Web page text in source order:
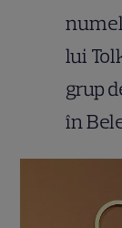
lui
grup
în